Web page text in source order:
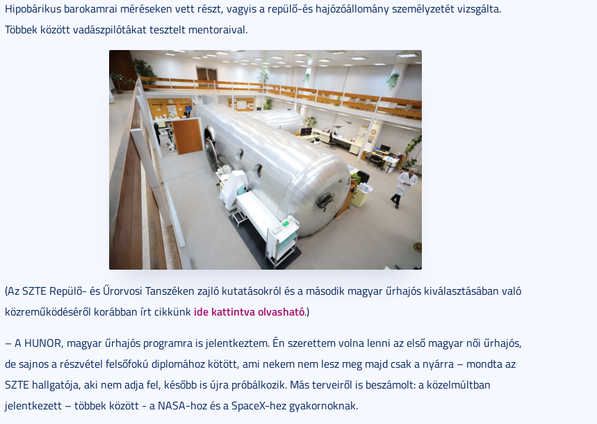
Hipobárikus barokamrai méréseken vett részt, vagyis a repülő-és hajózóállomány személyzetét vizsgálta.
Többek között vadászpilótákat tesztelt mentoraival.
(Az SZTE Repülő- és Űrorvosi Tanszéken zajló kutatásokról és a második magyar űrhajós kiválasztásában való
közreműködéséről korábban írt cikkünk ide kattintva olvasható.)
– A HUNOR, magyar űrhajós programra is jelentkeztem. Én szerettem volna lenni az első magyar női űrhajós,
de sajnos a részvétel felsőfokú diplomához kötött, ami nekem nem lesz meg majd csak a nyárra – mondta az
SZTE hallgatója, aki nem adja fel, később is újra próbálkozik. Más terveiről is beszámolt: a közelmúltban
jelentkezett – többek között - a NASA-hoz és a SpaceX-hez gyakornoknak.